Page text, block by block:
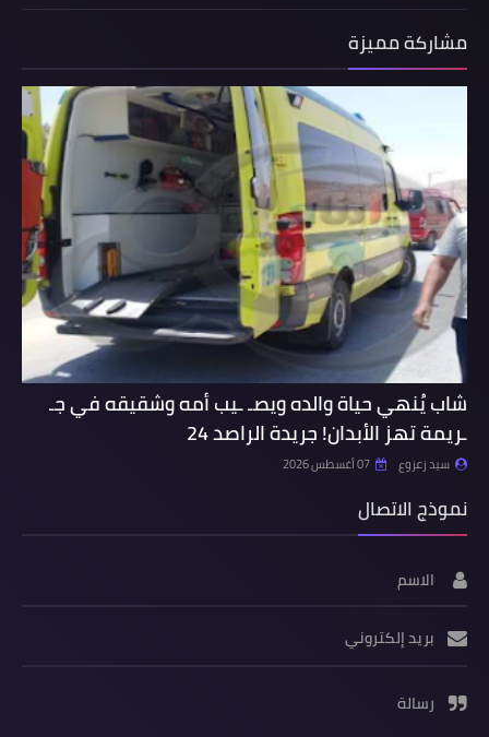
مشاركة مميزة
شاب يُنهي حياة والده ويصـ ـيب أمه وشقيقه في جـ
ـريمة تهز الأبدان! جريدة الراصد 24
سيد زعزوع 07 أغسطس 2026
نموذج الاتصال
الاسم
بريد إلكتروني
رسالة